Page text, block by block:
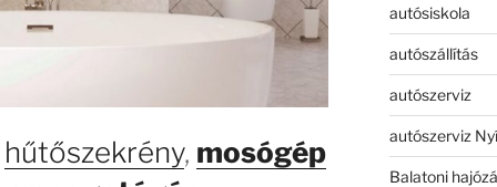
hűtőszekrény, mosógép
autósiskola
autószállítás
autószerviz
autószerviz
Balatoni